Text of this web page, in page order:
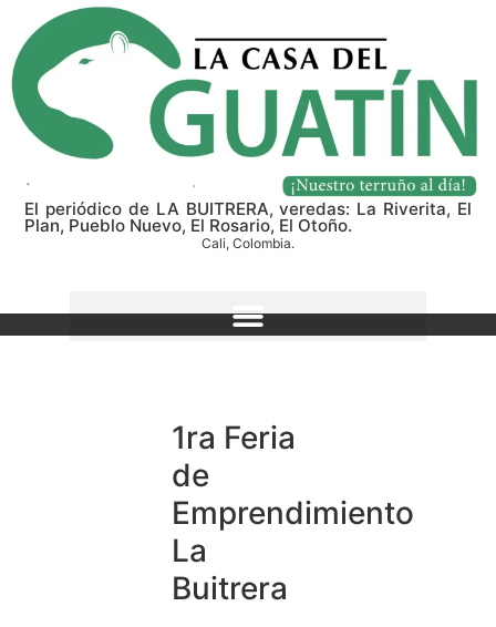
El periódico de LA BUITRERA, veredas: La Riverita, El
Plan, Pueblo Nuevo, El Rosario, El Otoño.
Cali, Colombia.
1ra Feria
de
Emprendimiento
La
Buitrera